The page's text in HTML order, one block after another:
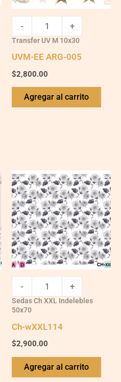
- +
Transfer UV M 10x30
UVM-EE ARG-005
$2,800.00
Agregar al carrito
Ch-
wXXL114
quantity
- +
Sedas Ch XXL Indelebles
50x70
Ch-wXXL114
$2,900.00
Agregar al carrito